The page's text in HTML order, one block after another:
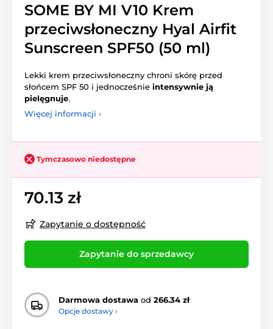
SOME BY MI V10 Krem
przeciwsłoneczny Hyal Airfit
Sunscreen SPF50 (50 ml)
Lekki krem przeciwsłoneczny chroni skórę przed
słońcem SPF 50 i jednocześnie intensywnie ją
pielęgnuje.
Więcej informacji ›
Tymczasowo niedostępne
70.13 zł
Zapytanie o dostępność
Zapytanie do sprzedawcy
Darmowa dostawa od 266.34 zł
Opcje dostawy ›